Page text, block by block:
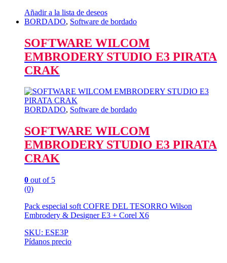
Añadir a la lista de deseos
BORDADO, Software de bordado
SOFTWARE WILCOM
EMBRODERY STUDIO E3 PIRATA
CRAK
BORDADO, Software de bordado
SOFTWARE WILCOM
EMBRODERY STUDIO E3 PIRATA
CRAK
0 out of 5
(0)
Pack especial soft COFRE DEL TESORRO Wilson
Embrodery & Designer E3 + Corel X6
SKU: ESE3P
Pídanos precio